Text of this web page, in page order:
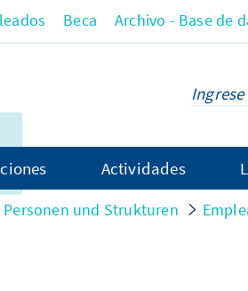
Beca Archivo - Base de
Actividades
Personen und Strukturen